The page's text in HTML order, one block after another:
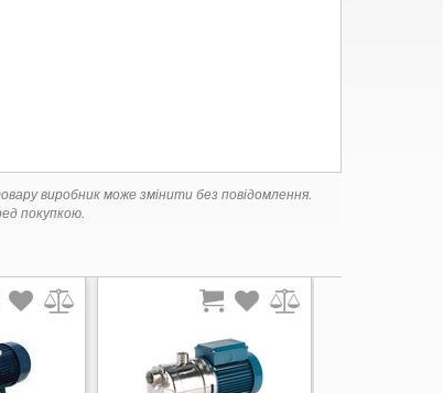
виробник може змінити без повідомлення.
покупкою.